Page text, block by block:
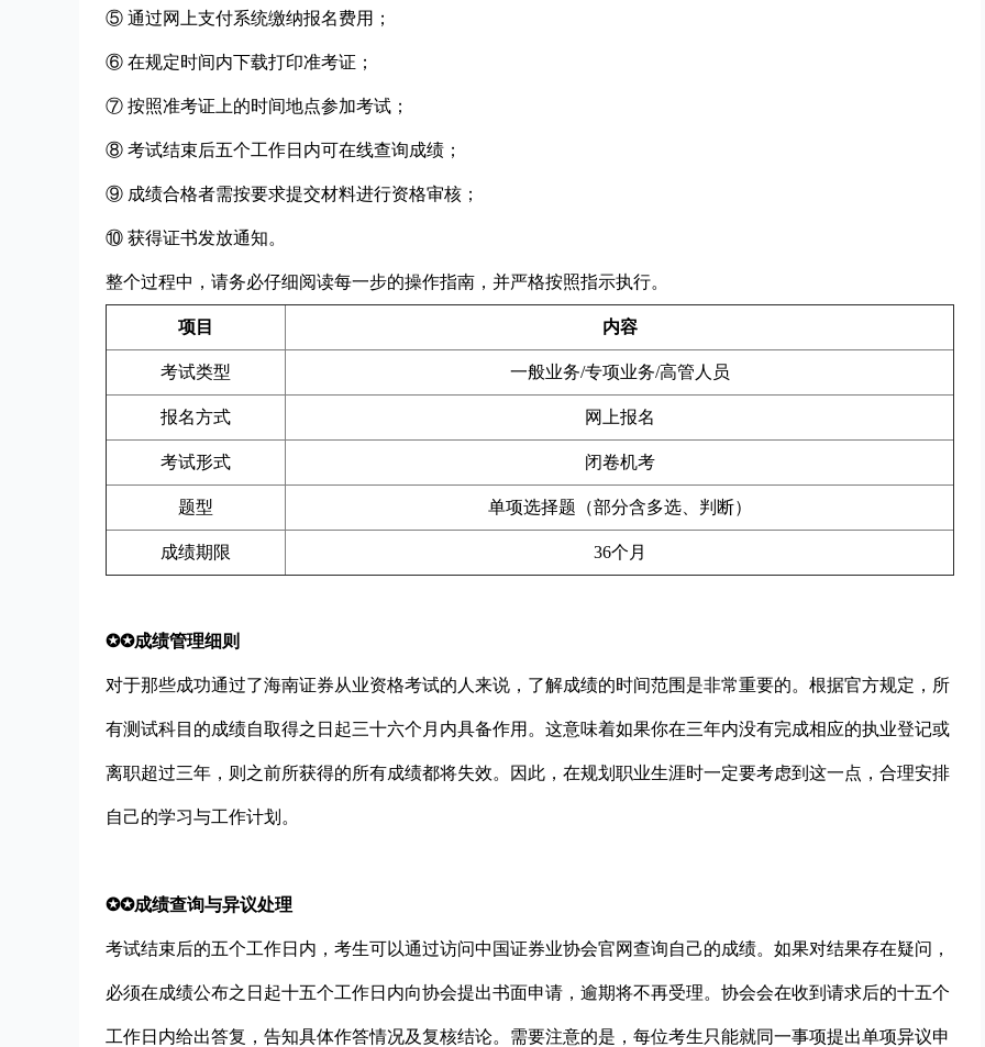
⑤ 通过网上支付系统缴纳报名费用；
⑥ 在规定时间内下载打印准考证；
⑦ 按照准考证上的时间地点参加考试；
⑧ 考试结束后五个工作日内可在线查询成绩；
⑨ 成绩合格者需按要求提交材料进行资格审核；
⑩ 获得证书发放通知。
整个过程中，请务必仔细阅读每一步的操作指南，并严格按照指示执行。
项目 内容
考试类型 一般业务/专项业务/高管人员
报名方式 网上报名
考试形式 闭卷机考
题型 单项选择题（部分含多选、判断）
成绩期限 36个月
✪✪成绩管理细则
对于那些成功通过了海南证券从业资格考试的人来说，了解成绩的时间范围是非常重要的。根据官方规定，所
有测试科目的成绩自取得之日起三十六个月内具备作用。这意味着如果你在三年内没有完成相应的执业登记或
离职超过三年，则之前所获得的所有成绩都将失效。因此，在规划职业生涯时一定要考虑到这一点，合理安排
自己的学习与工作计划。
✪✪成绩查询与异议处理
考试结束后的五个工作日内，考生可以通过访问中国证券业协会官网查询自己的成绩。如果对结果存在疑问，
必须在成绩公布之日起十五个工作日内向协会提出书面申请，逾期将不再受理。协会会在收到请求后的十五个
工作日内给出答复，告知具体作答情况及复核结论。需要注意的是，每位考生只能就同一事项提出单项异议申